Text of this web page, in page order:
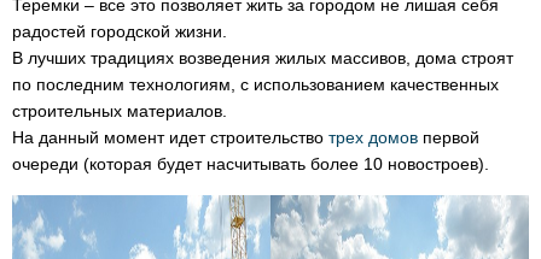
Теремки – все это позволяет жить за городом не лишая себя
радостей городской жизни.
В лучших традициях возведения жилых массивов, дома строят
по последним технологиям, с использованием качественных
строительных материалов.
На данный момент идет строительство трех домов первой
очереди (которая будет насчитывать более 10 новостроев).